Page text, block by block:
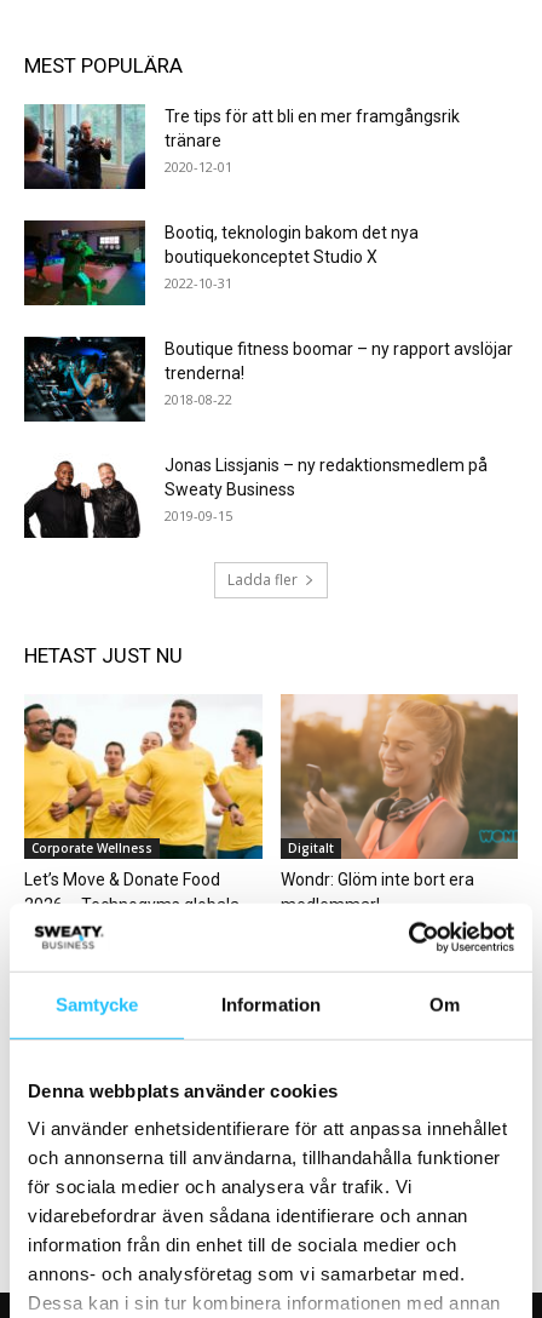
Samtycke Information Om
Denna webbplats använder cookies
Vi använder enhetsidentifierare för att anpassa innehållet
och annonserna till användarna, tillhandahålla funktioner
för sociala medier och analysera vår trafik. Vi
vidarebefordrar även sådana identifierare och annan
information från din enhet till de sociala medier och
annons- och analysföretag som vi samarbetar med.
Dessa kan i sin tur kombinera informationen med annan
MEST POPULÄRA
Tre tips för att bli en mer framgångsrik
tränare
2020-12-01
Bootiq, teknologin bakom det nya
boutiquekonceptet Studio X
2022-10-31
Boutique fitness boomar – ny rapport avslöjar
trenderna!
2018-08-22
Jonas Lissjanis – ny redaktionsmedlem på
Sweaty Business
2019-09-15
Ladda fler
HETAST JUST NU
Corporate Wellness
Let’s Move & Donate Food
2026 – Technogyms globala
träningskampanj är...
Digitalt
Wondr: Glöm inte bort era
medlemmar!
Business
Zoezi erbjuder Klarna som
alternativ till Autogiro
Kläder & skor
Kappa öppnar ny webbshop i
Sverige